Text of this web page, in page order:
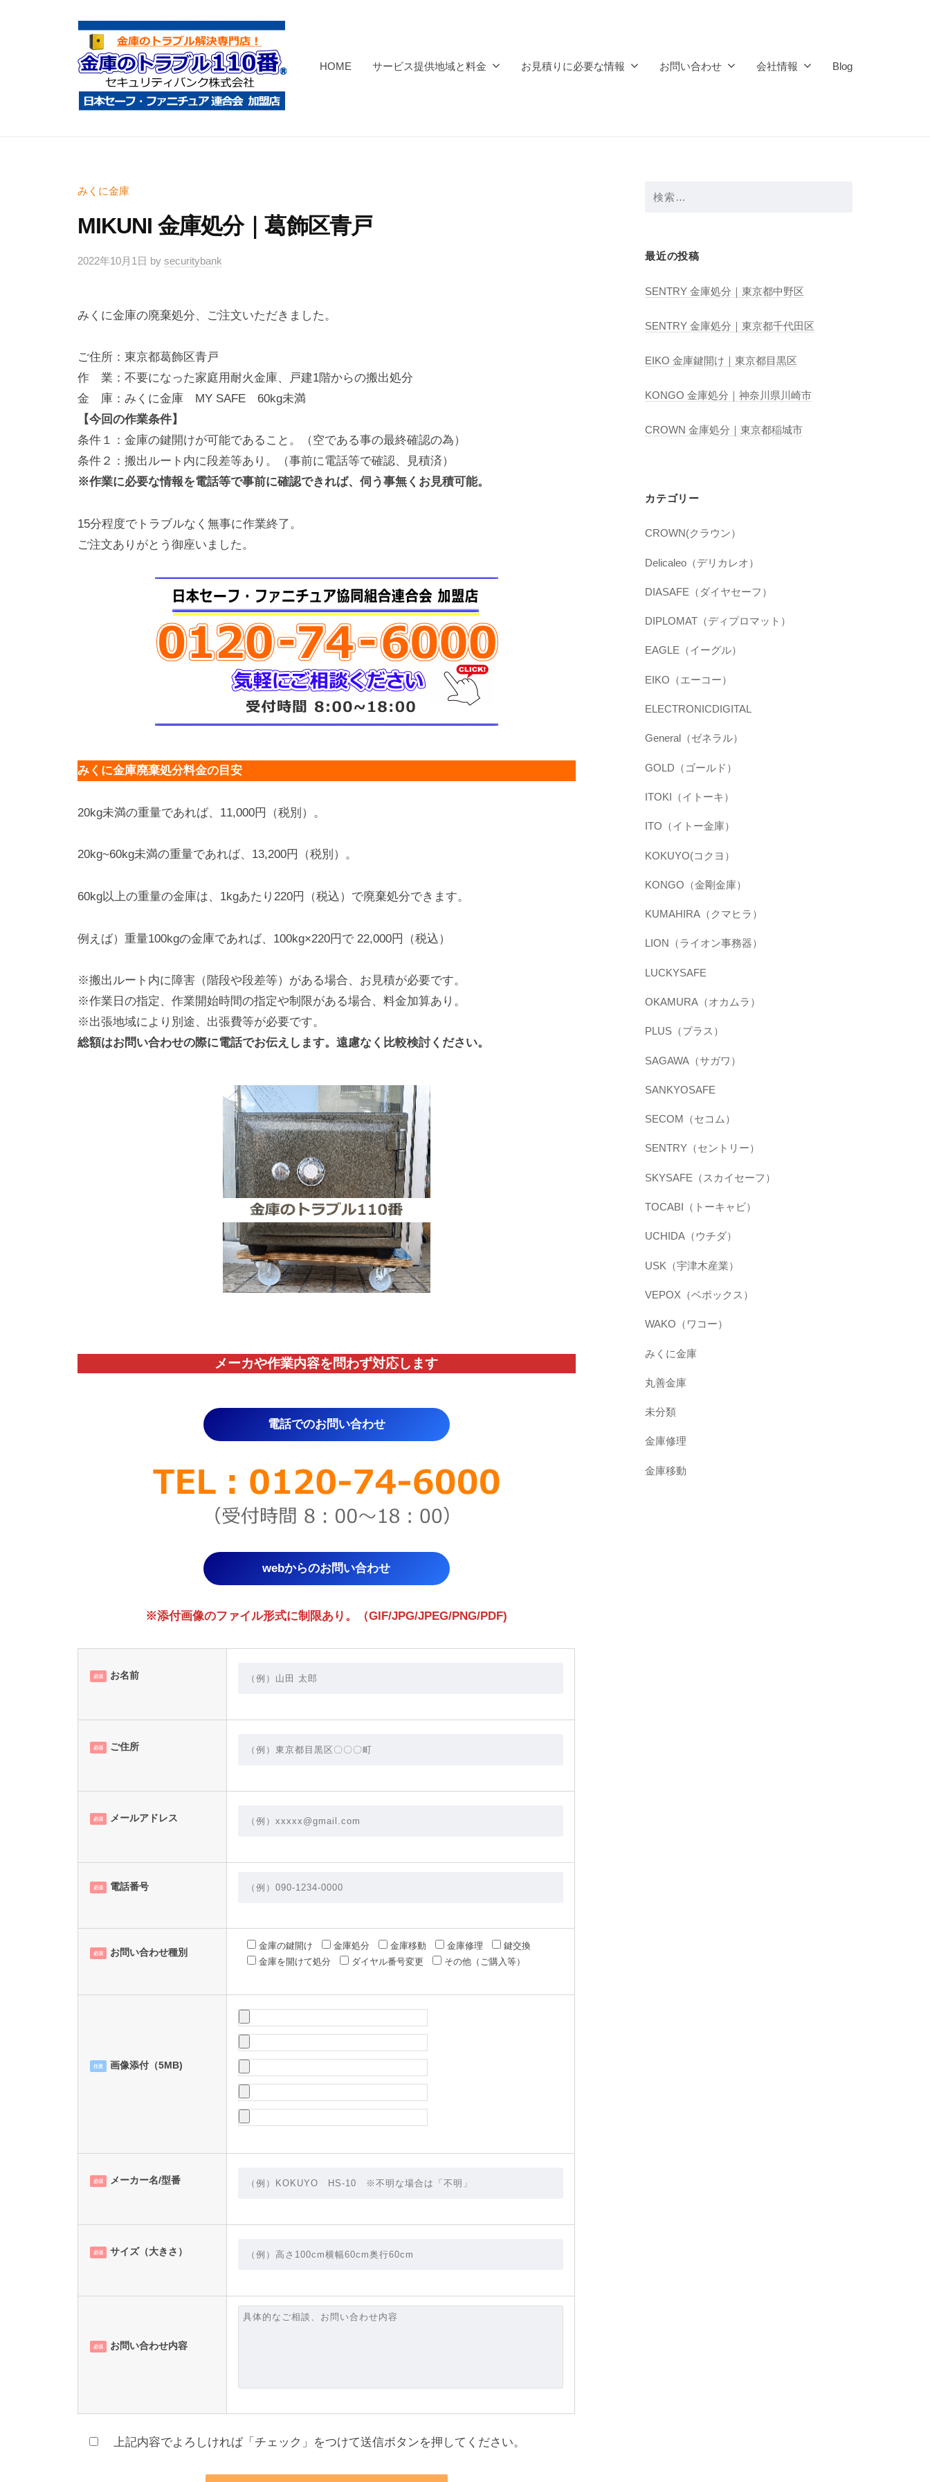
ト
ラ
ブ
ル
1
番
・
分
動
修
理
等
の
専
門
店
HOME サービス提供地域と料金 お見積りに必要な情報 お問い合わせ 会社情報 Blog
みくに金庫
MIKUNI 金庫処分｜葛飾区青戸
2022年10月1日 by securitybank
みくに金庫の廃棄処分、ご注文いただきました。
ご住所：東京都葛飾区青戸
作 業：不要になった家庭用耐火金庫、戸建1階からの搬出処分
金 庫：みくに金庫 MY SAFE 60kg未満
【今回の作業条件】
条件１：金庫の鍵開けが可能であること。（空である事の最終確認の為）
条件２：搬出ルート内に段差等あり。（事前に電話等で確認、見積済）
※作業に必要な情報を電話等で事前に確認できれば、伺う事無くお見積可能。
15分程度でトラブルなく無事に作業終了。
ご注文ありがとう御座いました。
みくに金庫廃棄処分料金の目安
20kg未満の重量であれば、11,000円（税別）。
20kg~60kg未満の重量であれば、13,200円（税別）。
60kg以上の重量の金庫は、1kgあたり220円（税込）で廃棄処分できます。
例えば）重量100kgの金庫であれば、100kg×220円で 22,000円（税込）
※搬出ルート内に障害（階段や段差等）がある場合、お見積が必要です。
※作業日の指定、作業開始時間の指定や制限がある場合、料金加算あり。
※出張地域により別途、出張費等が必要です。
総額はお問い合わせの際に電話でお伝えします。遠慮なく比較検討ください。
メーカや作業内容を問わず対応します
電話でのお問い合わせ
webからのお問い合わせ
※添付画像のファイル形式に制限あり。（GIF/JPG/JPEG/PNG/PDF)
必須 お名前
必須 ご住所
必須 メールアドレス
必須 電話番号
必須 お問い合わせ種別
金庫の鍵開け 金庫処分 金庫移動 金庫修理
鍵交換
金庫を開けて処分
ダイヤル番号変更 その他（ご購入等）
任意 画像添付（5MB)
必須 メーカー名/型番
必須 サイズ（大きさ）
必須 お問い合わせ内容
上記内容でよろしければ「チェック」をつけて送信ボタンを押してください。
検
最近の投稿
SENTRY 金庫処分｜東京都中野区
SENTRY 金庫処分｜東京都千代田区
EIKO 金庫鍵開け｜東京都目黒区
KONGO 金庫処分｜神奈川県川崎市
CROWN 金庫処分｜東京都稲城市
カテゴリー
CROWN(クラウン）
Delicaleo（デリカレオ）
DIASAFE（ダイヤセーフ）
DIPLOMAT（ディプロマット）
EAGLE（イーグル）
EIKO（エーコー）
ELECTRONICDIGITAL
General（ゼネラル）
GOLD（ゴールド）
ITOKI（イトーキ）
ITO（イトー金庫）
KOKUYO(コクヨ）
KONGO（金剛金庫）
KUMAHIRA（クマヒラ）
LION（ライオン事務器）
LUCKYSAFE
OKAMURA（オカムラ）
PLUS（プラス）
SAGAWA（サガワ）
SANKYOSAFE
SECOM（セコム）
SENTRY（セントリー）
SKYSAFE（スカイセーフ）
TOCABI（トーキャビ）
UCHIDA（ウチダ）
USK（宇津木産業）
VEPOX（ベポックス）
WAKO（ワコー）
みくに金庫
丸善金庫
未分類
金庫修理
金庫移動
庫
の
ト
ラ
ブ
ル
番